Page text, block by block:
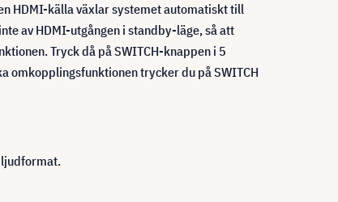
HDMI-källa växlar systemet automatiskt till
av HDMI-utgången i standby-läge, så att
Tryck då på SWITCH-knappen i 5
omkopplingsfunktionen trycker du på SWITCH
ljudformat.